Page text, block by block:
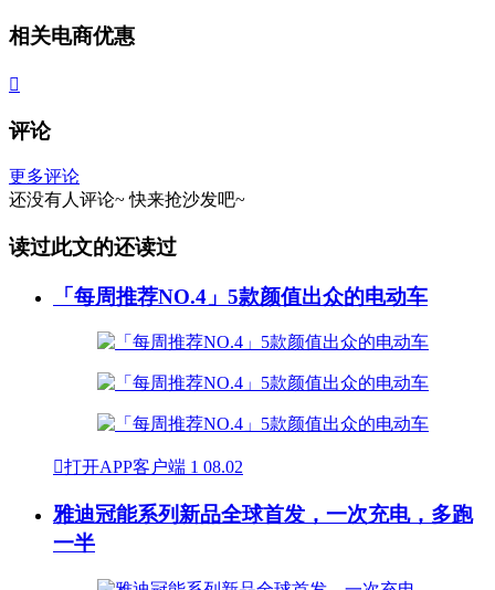
相关电商优惠

评论
更多评论
还没有人评论~ 快来抢沙发吧~
读过此文的还读过
「每周推荐NO.4」5款颜值出众的电动车
打开APP客户端 1 08.02
雅迪冠能系列新品全球首发，一次充电，多跑
一半